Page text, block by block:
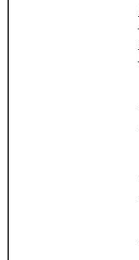
if(
}
}